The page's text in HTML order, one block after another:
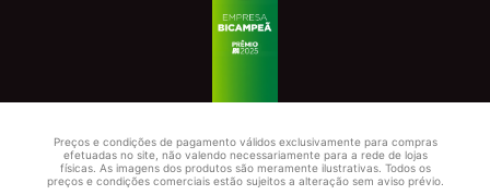
Preços e condições de pagamento válidos exclusivamente para compras
efetuadas no site, não valendo necessariamente para a rede de lojas
físicas. As imagens dos produtos são meramente ilustrativas. Todos os
preços e condições comerciais estão sujeitos a alteração sem aviso prévio.